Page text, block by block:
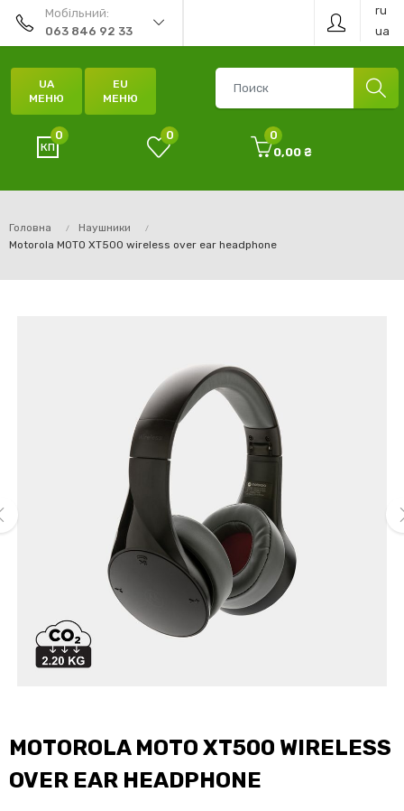
Мобільний:
063 846 92 33
ru
ua
UA
МЕНЮ
EU
МЕНЮ
0 0
0
0,00 ₴
Головна
Наушники
Motorola MOTO XT500 wireless over ear headphone
MOTOROLA MOTO XT500 WIRELESS
OVER EAR HEADPHONE